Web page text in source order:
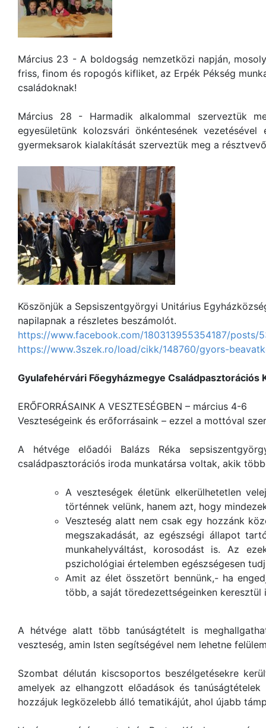
Március 23 - A boldogság nemzetközi napján,
friss, finom és ropogós kifliket, az Erpék Pékség
családoknak!
Március 28 - Harmadik alkalommal szerveztük
egyesületünk kolozsvári önkéntesének
gyermeksarok kialakítását szerveztük meg a
Köszönjük a Sepsiszentgyörgyi Unitárius
napilapnak a részletes beszámolót.
https://www.facebook.com/180313955354187/posts/
https://www.3szek.ro/load/cikk/148760/gyors-
Gyulafehérvári Főegyházmegye Családpasztorációs
ERŐFORRÁSAINK A VESZTESÉGBEN – március 4-6
Veszteségeink és erőforrásaink – ezzel a mottóval
A hétvége előadói Balázs Réka
családpasztorációs iroda munkatársa voltak, akik
A veszteségek életünk elkerülhetetlen
történnek velünk, hanem azt, hogy
Veszteség alatt nem csak egy hozzánk
megszakadását, az egészségi állapot
munkahelyváltást, korosodást is. Az
pszichológiai értelemben egészségesen
Amit az élet összetört bennünk,- ha
több, a saját töredezettségeinken keresztül
A hétvége alatt több tanúságtételt is
veszteség, amin Isten segítségével nem lehetne
Szombat délután kiscsoportos beszélgetésekre
amelyek az elhangzott előadások és
hozzájuk legközelebb álló tematikájút, ahol újabb